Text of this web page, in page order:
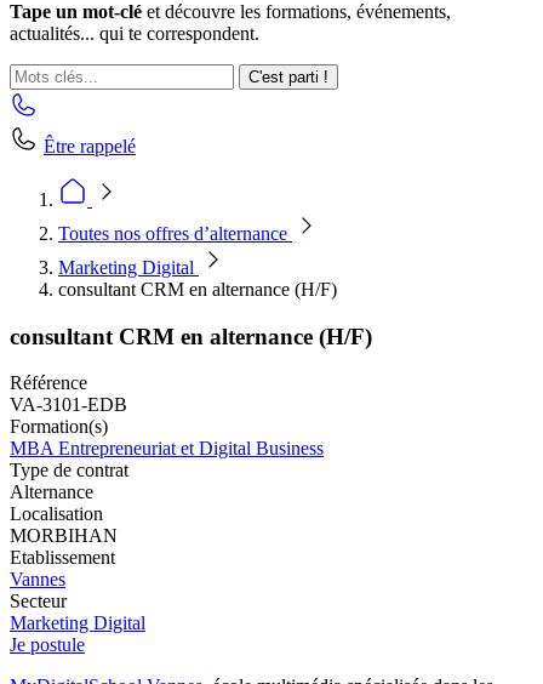
Tape un mot-clé et découvre les formations, événements,
actualités... qui te correspondent.
C'est parti !
Être rappelé
Toutes nos offres d’alternance
Marketing Digital
consultant CRM en alternance (H/F)
consultant CRM en alternance (H/F)
Référence
VA-3101-EDB
Formation(s)
MBA Entrepreneuriat et Digital Business
Type de contrat
Alternance
Localisation
MORBIHAN
Etablissement
Vannes
Secteur
Marketing Digital
Je postule